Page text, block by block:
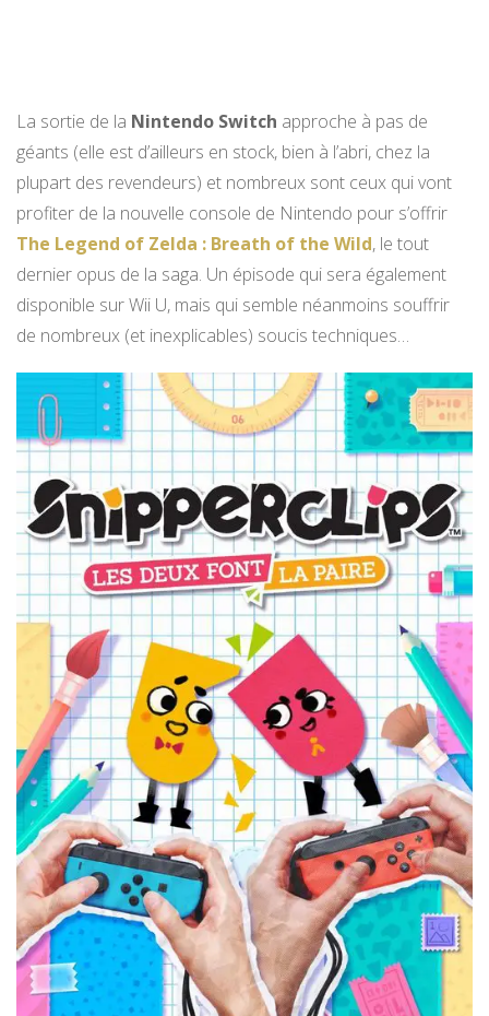
La sortie de la Nintendo Switch approche à pas de
géants (elle est d’ailleurs en stock, bien à l’abri, chez la
plupart des revendeurs) et nombreux sont ceux qui vont
profiter de la nouvelle console de Nintendo pour s’offrir
The Legend of Zelda : Breath of the Wild, le tout
dernier opus de la saga. Un épisode qui sera également
disponible sur Wii U, mais qui semble néanmoins souffrir
de nombreux (et inexplicables) soucis techniques…